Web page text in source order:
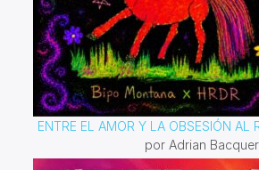
ENTRE EL AMOR Y LA OBSESIÓN AL
por Adrian